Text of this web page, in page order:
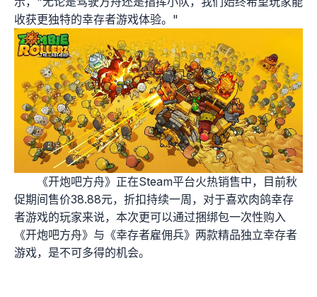
收获更独特的幸存者游戏体验。"
《开炮吧方舟》正在Steam平台火热销售中，目前秋
促期间售价38.88元，折扣持续一周，对于喜欢肉鸽幸存
者游戏的玩家来说，本次更可以通过捆绑包一次性购入
《开炮吧方舟》与《幸存者雇佣兵》两款精品独立幸存者
游戏，是不可多得的机会。